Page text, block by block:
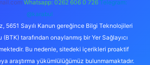
Whatsapp: 0262 606 0 726 Telegram:
@karabul
5651 Sayılı Kanun gereğince Bilgi Teknolojileri
tarafından onaylanmış bir Yer Sağlayıcı
Bu nedenle, sitedeki içerikleri proaktif
araştırma yükümlülüğümüz bulunmamaktadır.